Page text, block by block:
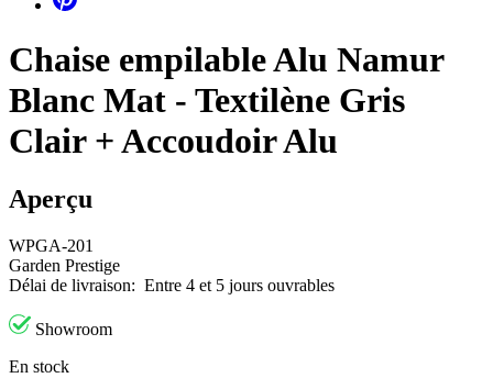
Chaise empilable Alu Namur
Blanc Mat - Textilène Gris
Clair + Accoudoir Alu
Aperçu
WPGA-201
Garden Prestige
Délai de livraison: Entre 4 et 5 jours ouvrables
Showroom
En stock